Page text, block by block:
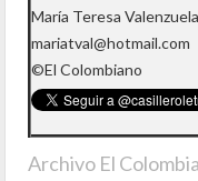
María Teresa
mariatval@hotmail.com
©El Colombiano
Archivo El